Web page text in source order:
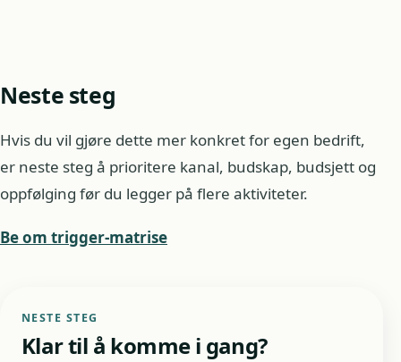
Neste steg
Hvis du vil gjøre dette mer konkret for egen bedrift,
er neste steg å prioritere kanal, budskap, budsjett og
oppfølging før du legger på flere aktiviteter.
Be om trigger-matrise
NESTE STEG
Klar til å komme i gang?